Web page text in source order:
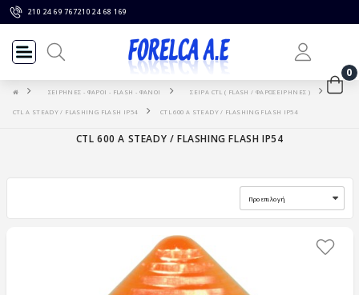
210 24 69 767210 24 68 169
0
ΣΕΙΡΗΝΕΣ - ΦΑΡΟΙ - FLASH - ΦΑΝΟΙ ΣΕΙΡΑ CTL ( FLASH / ΦΑΡΟΣΕΙΡΗΝΕΣ )
CTL A STEADY / FLASHING FLASH IP54 CTL 600 A STEADY / FLASHING FLASH IP54
CTL 600 A STEADY / FLASHING FLASH IP54